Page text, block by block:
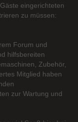
eingerichteten
zu müssen:
Forum und
hilfsbereiten
Zubehör,
Mitglied haben
zur Wartung und